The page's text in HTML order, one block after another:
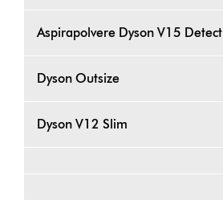
Aspirapolvere Dyson V15 Detect
Dyson Outsize
Dyson V12 Slim